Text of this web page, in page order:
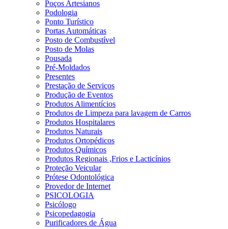
Poços Artesianos
Podologia
Ponto Turístico
Portas Automáticas
Posto de Combustível
Posto de Molas
Pousada
Pré-Moldados
Presentes
Prestação de Serviços
Produção de Eventos
Produtos Alimentícios
Produtos de Limpeza para lavagem de Carros
Produtos Hospitalares
Produtos Naturais
Produtos Ortopédicos
Produtos Químicos
Produtos Regionais ,Frios e Lacticínios
Proteção Veicular
Prótese Odontológica
Provedor de Internet
PSICOLOGIA
Psicólogo
Psicopedagogia
Purificadores de Água